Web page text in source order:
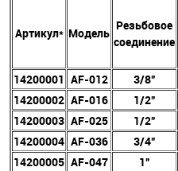
Артикул* Модель
Резьбовое
соединение
14200001 AF-012 3/8”
14200002 AF-016 1/2”
14200003 AF-025 1/2”
14200004 AF-036 3/4”
14200005 AF-047 1”